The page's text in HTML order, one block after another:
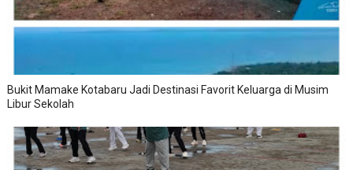
Bukit Mamake Kotabaru Jadi Destinasi Favorit Keluarga di Musim
Libur Sekolah